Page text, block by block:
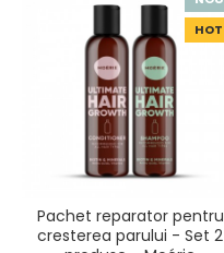
HOT
Pachet reparator pentru
cresterea parului - Set 2